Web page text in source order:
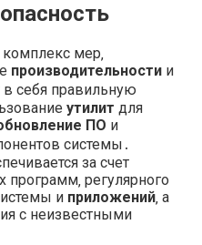
мер‚
производительности и
в себя правильную
утилит для
ПО и
системы․
за счет
программ‚ регулярного
и приложений‚ а
с неизвестными